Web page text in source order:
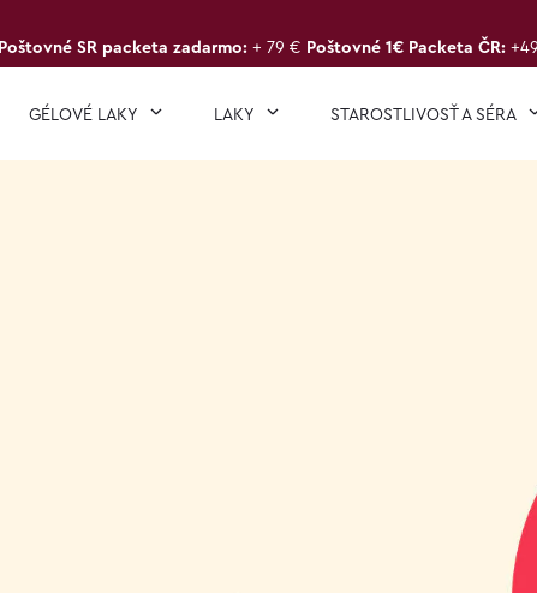
Poštovné SR packeta zadarmo: + 79 € Poštovné 1€ Packeta ČR:
GÉLOVÉ LAKY LAKY STAROSTLIVOSŤ A SÉRA